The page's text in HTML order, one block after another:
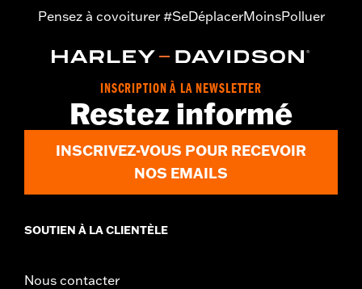
Pensez à covoiturer #SeDéplacerMoinsPolluer
INSCRIPTION À LA NEWSLETTER
Restez informé
INSCRIVEZ-VOUS POUR RECEVOIR
NOS EMAILS
SOUTIEN À LA CLIENTÈLE
Nous contacter